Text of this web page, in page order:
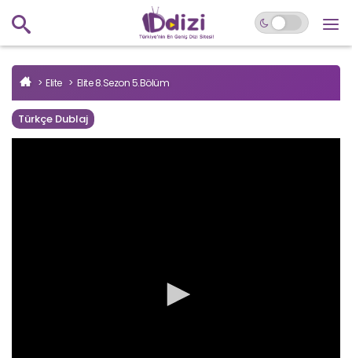
Elite Elite 8.Sezon 5.Bölüm
Türkçe Dublaj